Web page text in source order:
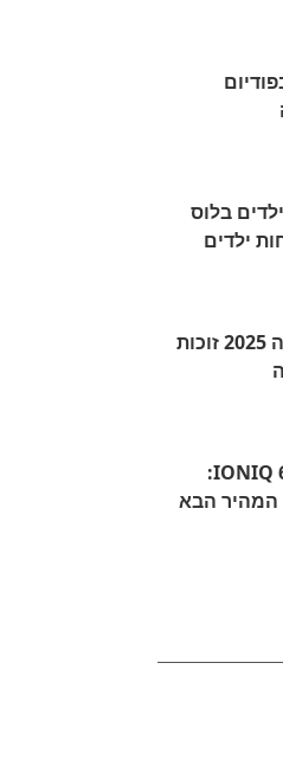
בלוס
ילדים
יונדאי אלנטרה וסונטה 2025 זוכות
יונדאי חושפת את IONIQ 6 N:
הבא